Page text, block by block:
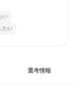
い
たい
選考情報